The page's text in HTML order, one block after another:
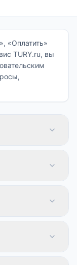
«Оплатить»
TURY.ru, вы